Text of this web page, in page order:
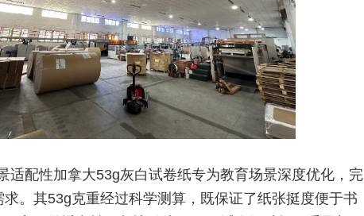
适配性加拿大53g灰白试卷纸专为教育场景深度优化，完
。其53g克重经过科学测算，既保证了纸张挺度便于书